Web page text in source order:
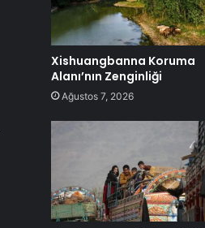
Xishuangbanna Koruma
Alanı’nın Zenginliği
Ağustos 7, 2026